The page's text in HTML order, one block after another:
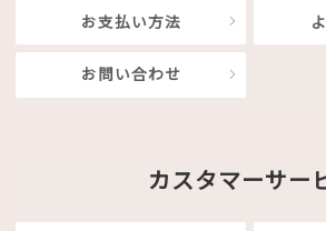
お支払い方法
お問い合わせ
カスタマーサー